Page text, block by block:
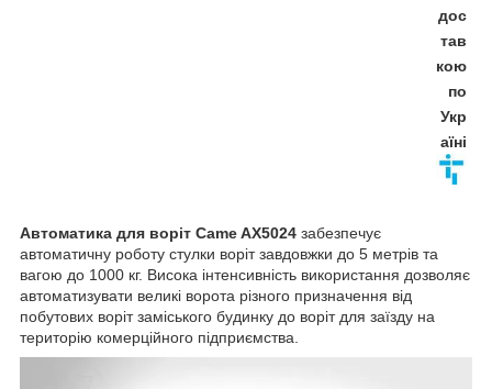
дос
тав
кою
по
Укр
аїні
Автоматика для воріт Came AX5024 забезпечує
автоматичну роботу стулки воріт завдовжки до 5 метрів та
вагою до 1000 кг. Висока інтенсивність використання дозволяє
автоматизувати великі ворота різного призначення від
побутових воріт заміського будинку до воріт для заїзду на
територію комерційного підприємства.